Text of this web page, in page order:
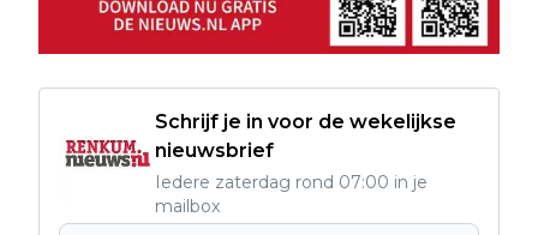
Schrijf je in voor de wekelijkse
nieuwsbrief
Iedere zaterdag rond 07:00 in je
mailbox